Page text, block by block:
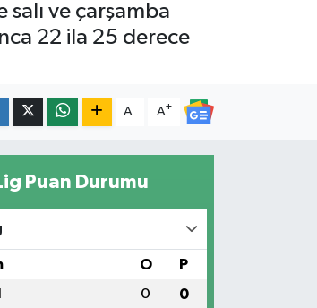
ve çarşamba
22 ila 25 derece
A- A+
Puan Durumu
O P
0 0